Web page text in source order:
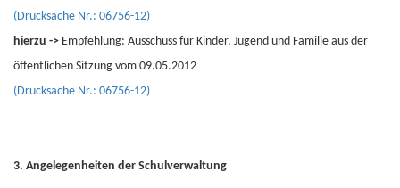
(Drucksache Nr.: 06756-12)
hierzu -> Empfehlung: Ausschuss für Kinder, Jugend und Familie aus der
öffentlichen Sitzung vom 09.05.2012
(Drucksache Nr.: 06756-12)
3. Angelegenheiten der Schulverwaltung